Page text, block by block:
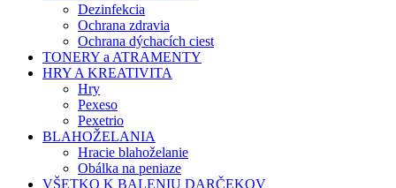
Dezinfekcia
Ochrana zdravia
Ochrana dýchacích ciest
TONERY a ATRAMENTY
HRY A KREATIVITA
Hry
Pexeso
Pexetrio
BLAHOŽELANIA
Hracie blahoželanie
Obálka na peniaze
VŠETKO K BALENIU DARČEKOV